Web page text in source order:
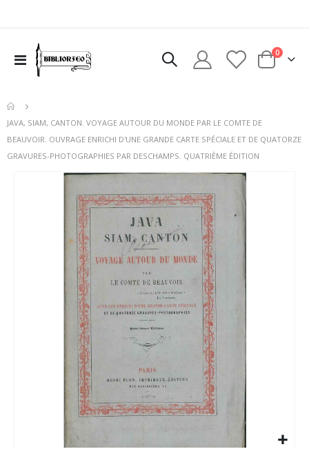
Toggle
Nav
Cart
0elementi
JAVA, SIAM, CANTON. VOYAGE AUTOUR DU MONDE PAR LE COMTE DE
BEAUVOIR. OUVRAGE ENRICHI D'UNE GRANDE CARTE SPÉCIALE ET DE QUATORZE
GRAVURES-PHOTOGRAPHIES PAR DESCHAMPS. QUATRIÈME ÉDITION